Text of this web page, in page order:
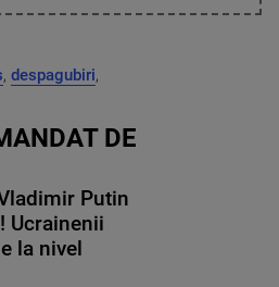
, despagubiri,
DE
Putin
Ucrainenii
la nivel